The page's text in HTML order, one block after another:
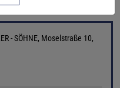
- SÖHNE, Moselstraße 10,